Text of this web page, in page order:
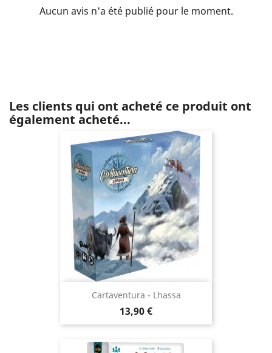
Aucun avis n'a été publié pour le moment.
Les clients qui ont acheté ce produit ont
également acheté...
Cartaventura - Lhassa
Prix
13,90 €